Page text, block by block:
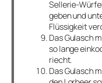
Sellerie-
geben und
Flüssigkeit
Das Gulasch
so lange
riecht.
Das Gulasch